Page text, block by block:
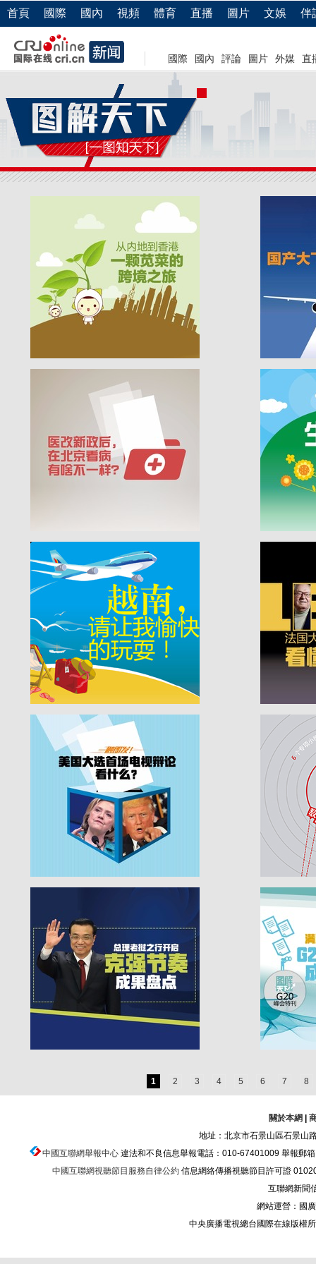
首頁 國際 國內 視頻 體育 直播 圖片 文娛 伴
國際 國內 評論 圖片 外媒 直
1 2 3 4 5 6 7 8
關於本網
地址：北京市石景山區石景山
中國互聯網舉報中心違法和不良信息舉報電話：010-67401009 舉報郵
中國互聯網視聽節目服務自律公約信息網絡傳播視聽節目許可證
互聯網新聞
網站運營：國
中央廣播電視總台國際在線版權